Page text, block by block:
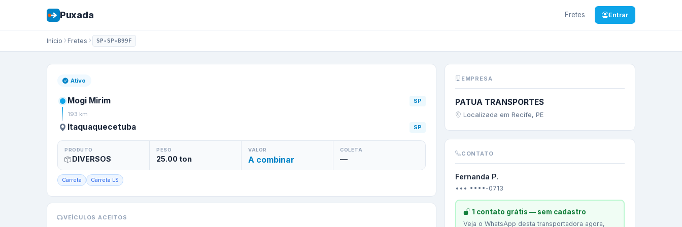
Puxada Fretes Entrar
Início Fretes SP-SP-B99F
Frete de Itaquaquecetuba/SP—DIVERSOS
Ativo
Mogi Mirim
SP
193 km
Itaquaquecetuba SP
PRODUTO
DIVERSOS
PESO
25.00ton
VALOR
A combinar
COLETA
—
Carreta Carreta LS
VEÍCULOS ACEITOS
EMPRESA
PATUA TRANSPORTES
Localizada em Recife, PE
CONTATO
Fernanda P.
••• ••••-0713
1 contato grátis — sem cadastro
Veja o WhatsApp desta transportadora agora,